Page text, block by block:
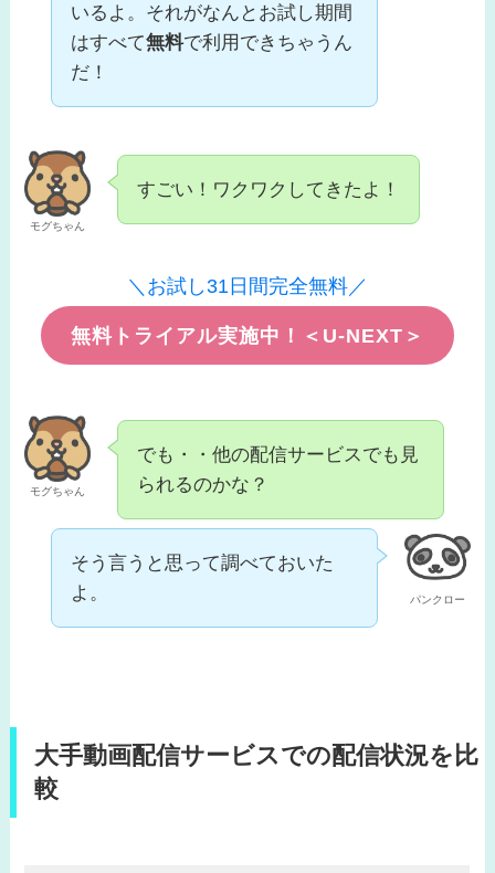
いるよ。それがなんとお試し期間
はすべて無料で利用できちゃうん
だ！
モグちゃん
すごい！ワクワクしてきたよ！
＼お試し31日間完全無料／
無料トライアル実施中！＜U-NEXT＞
モグちゃん
でも・・他の配信サービスでも見
られるのかな？
パンクロー
そう言うと思って調べておいた
よ。
大手動画配信サービスでの配信状況を比
較